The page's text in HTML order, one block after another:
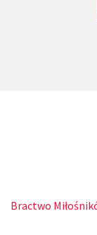
Bractwo